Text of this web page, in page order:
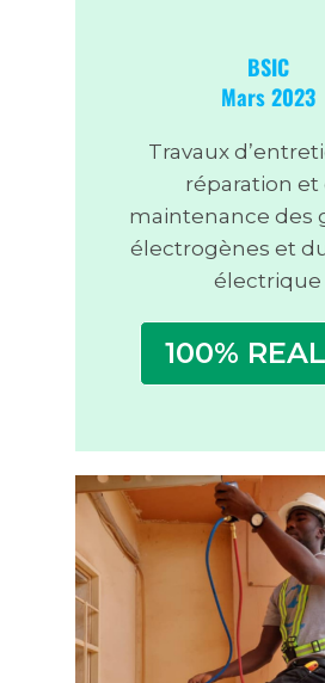
BSIC
Mars 2023
Travaux
réparation et
maintenance des
électrogènes et
électrique
100%